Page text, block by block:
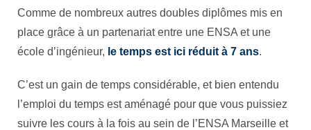
Comme de nombreux autres doubles diplômes mis en
place grâce à un partenariat entre une ENSA et une
école d’ingénieur, le temps est ici réduit à 7 ans.
C’est un gain de temps considérable, et bien entendu
l’emploi du temps est aménagé pour que vous puissiez
suivre les cours à la fois au sein de l’ENSA Marseille et